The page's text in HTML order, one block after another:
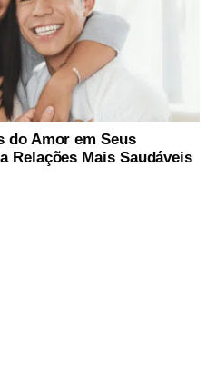
do Amor em Seus
Relações Mais Saudáveis